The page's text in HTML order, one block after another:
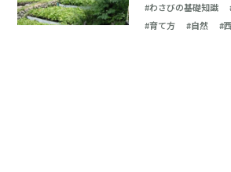
#わさびの基礎知識
#育て方
#自然 #